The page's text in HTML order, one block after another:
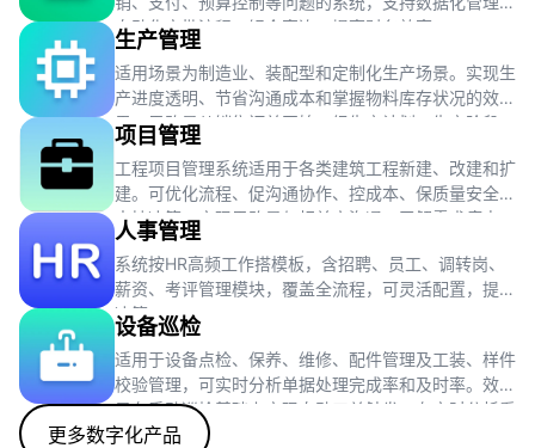
自动化审批流程、银企直连，提高财务效率。
生产管理
适用场景为制造业、装配型和定制化生产场景。实现生
产进度透明、节省沟通成本和掌握物料库存状况的效
果。思路是从销售订单开始，经生产计划、生产阶段、
质量检验到库存管理，完成整个生产流程。
项目管理
工程项目管理系统适用于各类建筑工程新建、改建和扩
建。可优化流程、促沟通协作、控成本、保质量安全及
支持决策。实现思路是与相关方沟通，了解需求痛点，
收集整理数据，评估现有模式。
人事管理
系统按HR高频工作搭模板，含招聘、员工、调转岗、
薪资、考评管理模块，覆盖全流程，可灵活配置，提效
决策。
设备巡检
适用于设备点检、保养、维修、配件管理及工装、样件
校验管理，可实时分析单据处理完成率和及时率。效果
是在手动巡检基础上实现自动工单触发，有实时分析看
板。思路是维护台账、方案，生成工单并处理、统计相
更多数字化产品